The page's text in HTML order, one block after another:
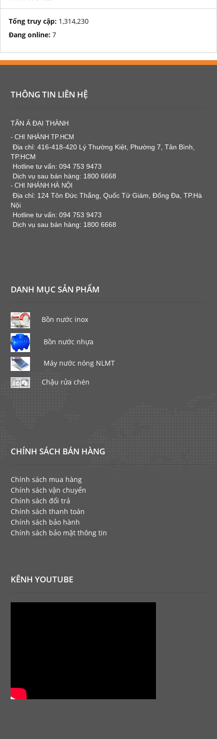
Tổng truy cập: 1,314,230
Đang online: 7
THÔNG TIN LIÊN HỆ
TÂN Á ĐẠI THÀNH
- CHI NHÁNH TP.HCM
Địa chỉ: 416-418-420 Lý Thường Kiệt, Phường 7, Tân Bình,
TP.HCM
Hotline tư vấn: 094 753 9473
Dịch vụ sau bán hàng: 1800 6668
- CHI NHÁNH HÀ NỘI
Địa chỉ: 124 Tôn Đức Thắng, Quốc Tử Giám, Đống Đa, TP.Hà
Nội
Hotline tư vấn: 094 753 9473
Dịch vụ sau bán hàng: 1800 6668
DANH MỤC SẢN PHẨM
Bồn nước inox
Bồn nước nhựa
Máy nước nóng NLMT
Chậu rửa chén
CHÍNH SÁCH BÁN HÀNG
Chính sách mua hàng
Chính sách vận chuyển
Chính sách đổi trả
Chính sách thanh toán
Chính sách bảo hành
Chính sách bảo mật thông tin
KÊNH YOUTUBE